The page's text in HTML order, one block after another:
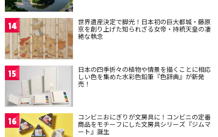
14 世界遺産決定で脚光！日本初の巨大都城・藤原
京を創り上げた知られざる女帝・持統天皇の凄
絶な執念
15 日本の四季折々の植物や情景を描くことに相応
しい色を集めた水彩色鉛筆『色辞典』が新発
売！
16 コンビニおにぎりが文房具に！コンビニの定番
商品をモチーフにした文房具シリーズ『ジムマ
ート』誕生